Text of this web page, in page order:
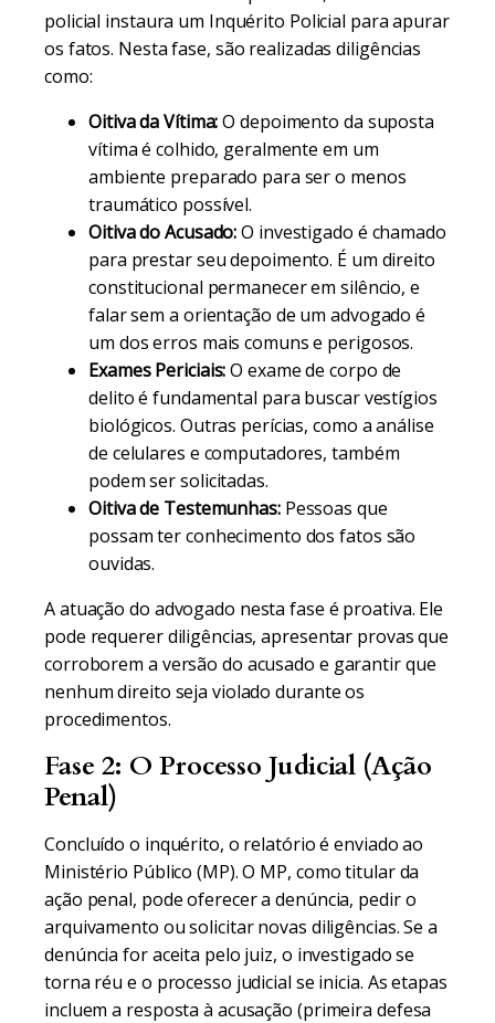
policial instaura um Inquérito Policial para apurar
os fatos. Nesta fase, são realizadas diligências
como:
Oitiva da Vítima:O depoimento da suposta
vítima é colhido, geralmente em um
ambiente preparado para ser o menos
traumático possível.
Oitiva do Acusado:O investigado é chamado
para prestar seu depoimento. É um direito
constitucional permanecer em silêncio, e
falar sem a orientação de um advogado é
um dos erros mais comuns e perigosos.
Exames Periciais:O exame de corpo de
delito é fundamental para buscar vestígios
biológicos. Outras perícias, como a análise
de celulares e computadores, também
podem ser solicitadas.
Oitiva de Testemunhas:Pessoas que
possam ter conhecimento dos fatos são
ouvidas.
A atuação do advogado nesta fase é proativa. Ele
pode requerer diligências, apresentar provas que
corroborem a versão do acusado e garantir que
nenhum direito seja violado durante os
procedimentos.
Fase 2: O Processo Judicial (Ação
Penal)
Concluído o inquérito, o relatório é enviado ao
Ministério Público (MP). O MP, como titular da
ação penal, pode oferecer a denúncia, pedir o
arquivamento ou solicitar novas diligências. Se a
denúncia for aceita pelo juiz, o investigado se
torna réu e o processo judicial se inicia. As etapas
incluem a resposta à acusação (primeira defesa